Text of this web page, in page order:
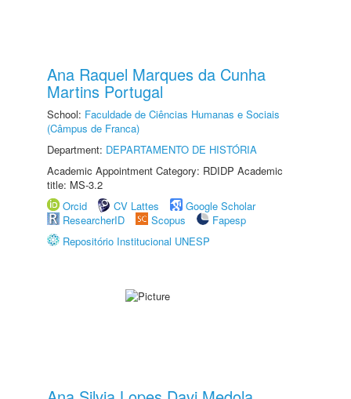
Ana Raquel Marques da Cunha
Martins Portugal
School: Faculdade de Ciências Humanas e Sociais
(Câmpus de Franca)
Department: DEPARTAMENTO DE HISTÓRIA
Academic Appointment Category: RDIDP Academic
title: MS-3.2
Orcid
CV Lattes
Google Scholar
ResearcherID
Scopus
Fapesp
Repositório Institucional UNESP